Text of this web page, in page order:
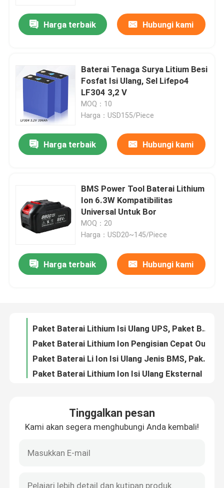
Produk
video
Tur Pabrik
Kontrol kualitas
Permintaan Penawaran
Sel Baterai Litium Ion
Sel Baterai Litium Besi Fosfat
Harga terbaik Hubungi kami
Baterai Tenaga Surya Litium Besi
Fosfat Isi Ulang, Sel Lifepo4
LF304 3,2 V
MOQ：10
Harga：USD155/Piece
Harga terbaik Hubungi kami
BMS Power Tool Baterai Lithium
Ion 6.3W Kompatibilitas
Universal Untuk Bor
MOQ：20
Harga：USD20~145/Piece
Harga terbaik Hubungi kami
Paket Baterai Li Ion Isi Ulang Jenis BMS, Paket Baterai Li Ion 18650 12v
Tinggalkan pesan
Kami akan segera menghubungi Anda kembali!